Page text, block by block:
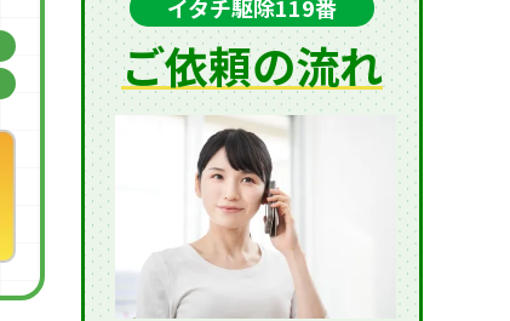
イタチ駆除119番
ご依頼の流れ